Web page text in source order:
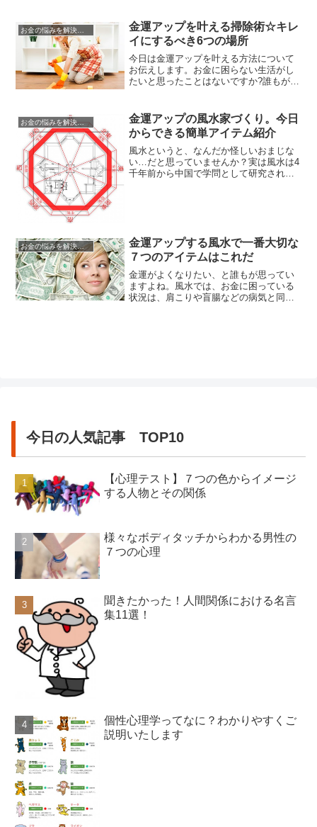
ね。どんなに精神世界が充実していたと
してもお金がなければ生活していけませ
ん。また、お金がないといざというとき
に愛する家族を守ることはできず、...
お金の悩みを解決する方法
金運アップを叶える掃除術☆キレ
イにするべき6つの場所
今日は金運アップを叶える方法について
お伝えします。お金に困らない生活がし
たいと思ったことはないですか?誰もが一
いたわりには、満足できない金額しか入
ってこないと嘆く人かほとんどですね。
お金は天下の回り物という言葉があるの
に、自分にはさっぱり回ってこな...
お金の悩みを解決する方法
金運アップの風水家づくり。今日
からできる簡単アイテム紹介
風水というと、なんだか怪しいおまじな
い…だと思っていませんか？実は風水は4
千年前から中国で学問として研究されて
証を積み、考察された大成が...
お金の悩みを解決する方法
金運アップする風水で一番大切な
７つのアイテムはこれだ
金運がよくなりたい、と誰もが思ってい
ますよね。風水では、お金に困っている
状況は、肩こりや盲腸などの病気と同じ
今日の人気記事 TOP10
【心理テスト】７つの色からイメージ
する人物とその関係
様々なボディタッチからわかる男性の
７つの心理
聞きたかった！人間関係における名言
集11選！
個性心理学ってなに？わかりやすくご
説明いたします